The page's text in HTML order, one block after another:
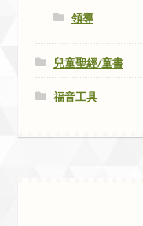
領導
兒童聖經/童書
福音工具